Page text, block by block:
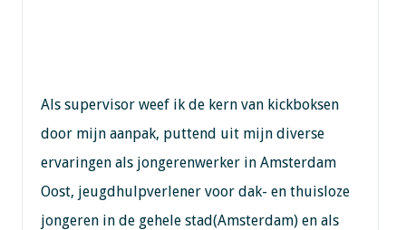
Als supervisor weef ik de kern van kickboksen
door mijn aanpak, puttend uit mijn diverse
ervaringen als jongerenwerker in Amsterdam
Oost, jeugdhulpverlener voor dak- en thuisloze
jongeren in de gehele stad(Amsterdam) en als